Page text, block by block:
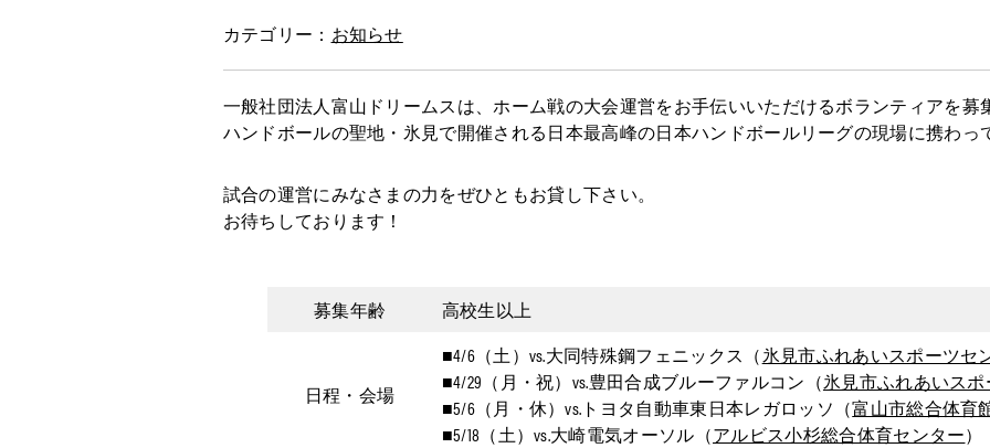
カテゴリー： お知らせ
一般社団法人富山ドリームスは、ホーム戦の大会運営をお手伝いいただけるボランティアを募
ハンドボールの聖地・氷見で開催される日本最高峰の日本ハンドボールリーグの現場に携わっ
試合の運営にみなさまの力をぜひともお貸し下さい。
お待ちしております！
募集年齢 高校生以上
日程・会場
■4/6（土）vs.大同特殊鋼フェニックス（氷見市ふれあいスポーツセ
■4/29（月・祝）vs.豊田合成ブルーファルコン（氷見市ふれあいス
■5/6（月・休）vs.トヨタ自動車東日本レガロッソ（富山市総合体育
■5/18（土）vs.大崎電気オーソル（アルビス小杉総合体育センター）